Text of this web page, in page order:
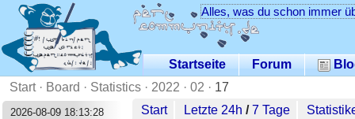
Alles, was du schon immer
Startseite Forum
Start· Board · Statistics · 2022 · 02 · 17
2026-08-09 18:13:28
Start Letzte 24h /7 Tage